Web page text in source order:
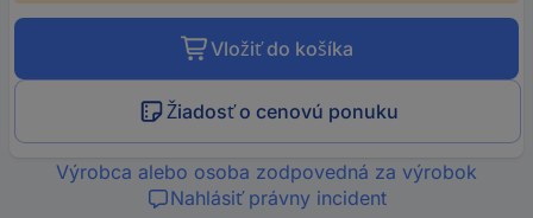
Vložiť do košíka
Žiadosť o cenovú ponuku
Výrobca alebo osoba zodpovedná za výrobok
Nahlásiť právny incident